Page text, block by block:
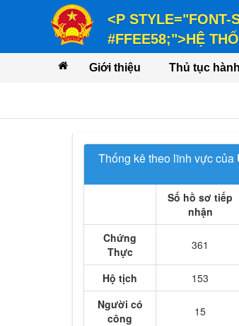
<P STYLE="FONT-
#FFEE58;">HỆ
<P STYLE="FONT-
VỤ</P>
Giới thiệu Thủ tục
Thống kê theo lĩnh vực của
Số hồ sơ tiếp
nhận
Chứng
Thực
361
Hộ tịch 153
Người có
công
15